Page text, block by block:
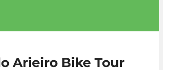
Arieiro Bike Tour